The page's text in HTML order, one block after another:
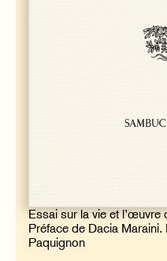
Essai sur la vie et l’œuvre
Préface de Dacia
Paquignon